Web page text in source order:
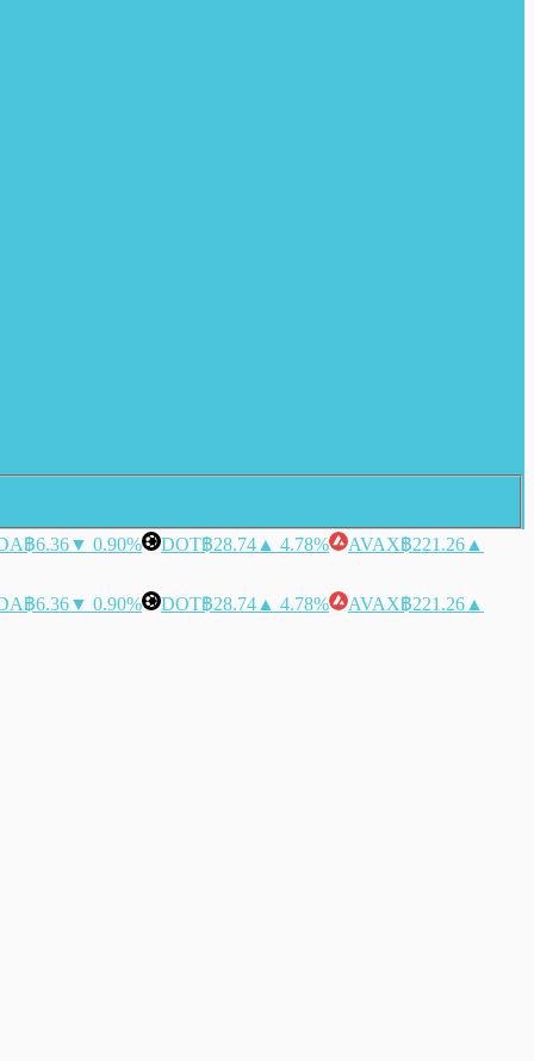
฿6.36▼ 0.90% DOT฿28.74 ▲ 4.78% AVAX฿221.26 ▲
฿6.36▼ 0.90% DOT฿28.74 ▲ 4.78% AVAX฿221.26 ▲